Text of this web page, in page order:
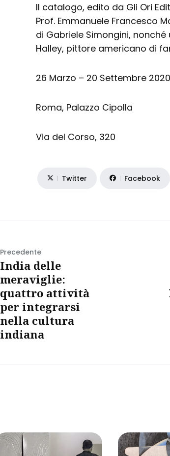
Il catalogo, edito da Gli Ori
Prof. Emmanuele Francesco
di Gabriele Simongini,
Halley, pittore americano di
26 Marzo – 20 Settembre 2020
Roma, Palazzo Cipolla
Via del Corso, 320
Twitter Facebook
Precedente
India delle
meraviglie:
quattro attività
per integrarsi
nella cultura
indiana